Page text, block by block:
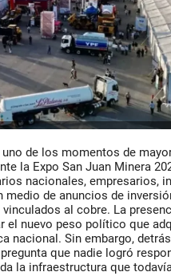
de los momentos de
la Expo San Juan Minera
nacionales, empresarios,
de anuncios de
al cobre. La
el nuevo peso político que
nacional. Sin embargo,
que nadie logró
la infraestructura que